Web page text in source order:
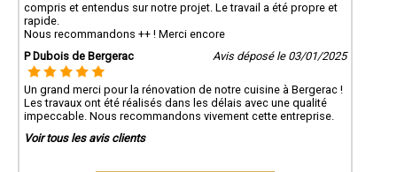
compris et entendus sur notre projet. Le travail a été propre et
rapide.
Nous recommandons ++ ! Merci encore
P Dubois de Bergerac
Avis déposé le 03/01/2025
Un grand merci pour la rénovation de notre cuisine à Bergerac !
Les travaux ont été réalisés dans les délais avec une qualité
impeccable. Nous recommandons vivement cette entreprise.
Voir tous les avis clients